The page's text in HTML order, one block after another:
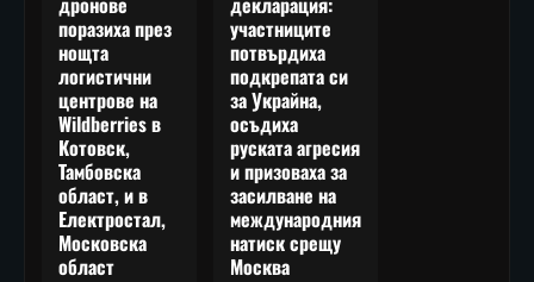
поразиха през
нощта
логистични
центрове на
Wildberries в
Котовск,
Тамбовска
област, и в
Електростал,
Московска
област
участниците
потвърдиха
подкрепата си
за Украйна,
осъдиха
руската агресия
и призоваха за
засилване на
международния
натиск срещу
Москва